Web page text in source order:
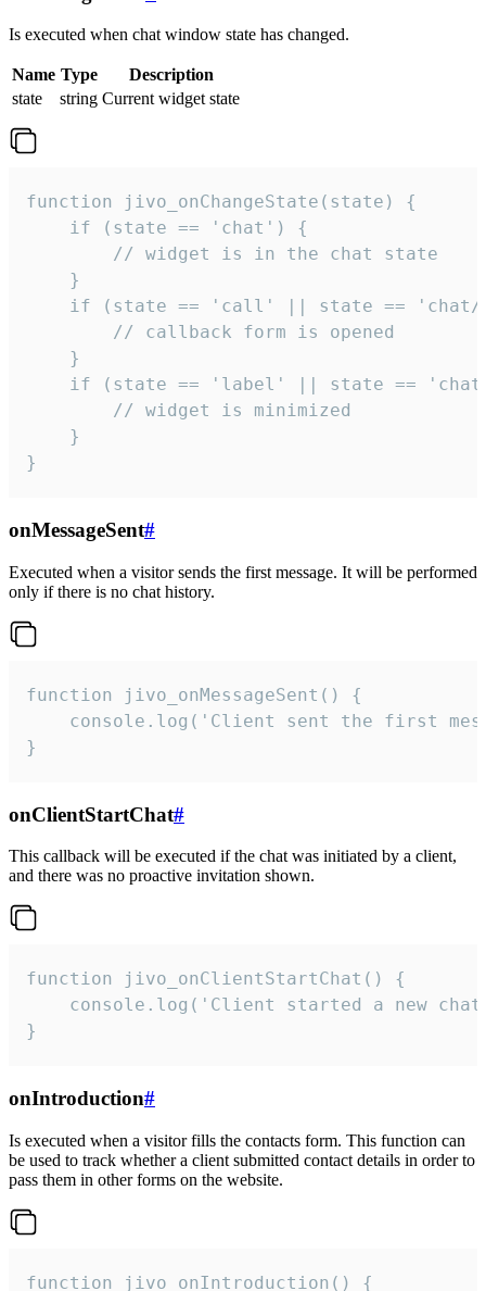
Is executed when chat window state has changed.
Name Type
Description
state
string Current widget state
function jivo_onChangeState(state) {
    if (state == 'chat') {
        // widget is in the chat state
    }
if (state == 'call' || state ==
        // callback form is opened
    }
if (state == 'label' || state ==
        // widget is minimized
    }
}
onMessageSent#
Executed when a visitor sends the first message. It will be performed
only if there is no chat history.
function jivo_onMessageSent() {
console.log('Client sent the first
}
onClientStartChat#
This callback will be executed if the chat was initiated by a client,
and there was no proactive invitation shown.
function jivo_onClientStartChat() {
console.log('Client started a new
}
onIntroduction#
Is executed when a visitor fills the contacts form. This function can
be used to track whether a client submitted contact details in order to
pass them in other forms on the website.
function jivo_onIntroduction() {